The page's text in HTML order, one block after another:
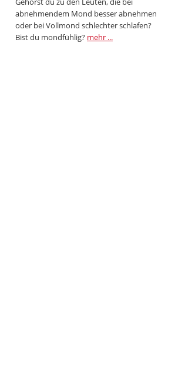
abnehmendem Mond besser abnehmen
oder bei Vollmond schlechter schlafen?
Bist du mondfühlig? mehr ...